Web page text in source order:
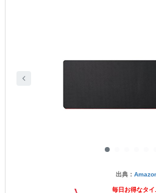
出典：
毎日お得なタイ